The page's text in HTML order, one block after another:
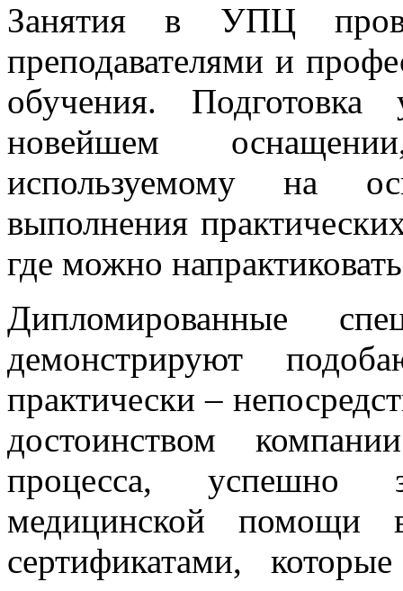
Занятия в УПЦ
преподавателями и
обучения. Подготовка
новейшем
используемому на
выполнения
где можно
Дипломированные
демонстрируют
практически –
достоинством
процесса, успешно
медицинской помощи
сертификатами,